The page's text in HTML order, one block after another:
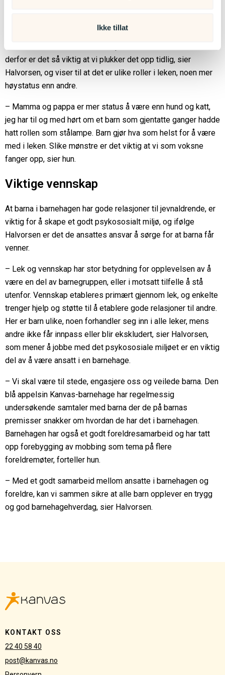
Ikke tillat
barn som gjentatte ganger dominerer, og andre som alltid gjør
derfor er det så viktig at vi plukker det opp tidlig, sier
Halvorsen, og viser til at det er ulike roller i leken, noen mer
høystatus enn andre.
– Mamma og pappa er mer status å være enn hund og katt,
jeg har til og med hørt om et barn som gjentatte ganger hadde
hatt rollen som stålampe. Barn gjør hva som helst for å være
med i leken. Slike mønstre er det viktig at vi som voksne
fanger opp, sier hun.
Viktige vennskap
At barna i barnehagen har gode relasjoner til jevnaldrende, er
viktig for å skape et godt psykososialt miljø, og ifølge
Halvorsen er det de ansattes ansvar å sørge for at barna får
venner.
– Lek og vennskap har stor betydning for opplevelsen av å
være en del av barnegruppen, eller i motsatt tilfelle å stå
utenfor. Vennskap etableres primært gjennom lek, og enkelte
trenger hjelp og støtte til å etablere gode relasjoner til andre.
Her er barn ulike, noen forhandler seg inn i alle leker, mens
andre ikke får innpass eller blir ekskludert, sier Halvorsen,
som mener å jobbe med det psykososiale miljøet er en viktig
del av å være ansatt i en barnehage.
– Vi skal være til stede, engasjere oss og veilede barna. Den
blå appelsin Kanvas-barnehage har regelmessig
undersøkende samtaler med barna der de på barnas
premisser snakker om hvordan de har det i barnehagen.
Barnehagen har også et godt foreldresamarbeid og har tatt
opp forebygging av mobbing som tema på flere
foreldremøter, forteller hun.
– Med et godt samarbeid mellom ansatte i barnehagen og
foreldre, kan vi sammen sikre at alle barn opplever en trygg
og god barnehagehverdag, sier Halvorsen.
Kanvas
logo
KONTAKT OSS
22 40 58 40
post@kanvas.no